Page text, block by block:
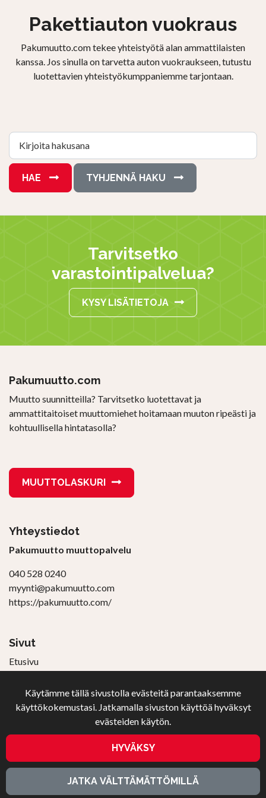
Käytämme tällä sivustolla evästeitä parantaaksemme
käyttökokemustasi. Jatkamalla sivuston käyttöä hyväksyt
evästeiden käytön.
HYVÄKSY
JATKA VÄLTTÄMÄTTÖMILLÄ
Pakettiauton vuokraus
Pakumuutto.com tekee yhteistyötä alan ammattilaisten
kanssa. Jos sinulla on tarvetta auton vuokraukseen, tutustu
luotettavien yhteistyökumppaniemme tarjontaan.
Kirjoita hakusana
HAE TYHJENNÄ HAKU
Tarvitsetko
varastointipalvelua?
KYSY LISÄTIETOJA
Pakumuutto.com
Muutto suunnitteilla? Tarvitsetko luotettavat ja
ammattitaitoiset muuttomiehet hoitamaan muuton ripeästi ja
kohtuullisella hintatasolla?
MUUTTOLASKURI
Yhteystiedot
Pakumuutto muuttopalvelu
040 528 0240
myynti@pakumuutto.com
https://pakumuutto.com/
Sivut
Etusivu
Muuttohinnasto
Muutto-ohjeita
Yhteystiedot
Seuraa sosiaalisessa mediassa